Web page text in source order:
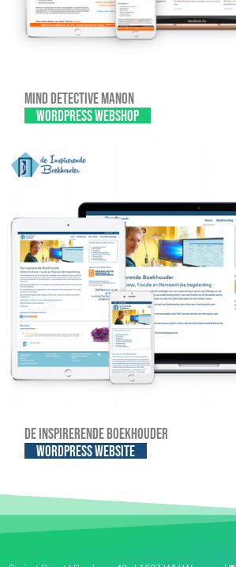
Mind Detective Manon
WordPress webshop
De Inspirerende Boekhouder
WordPress website